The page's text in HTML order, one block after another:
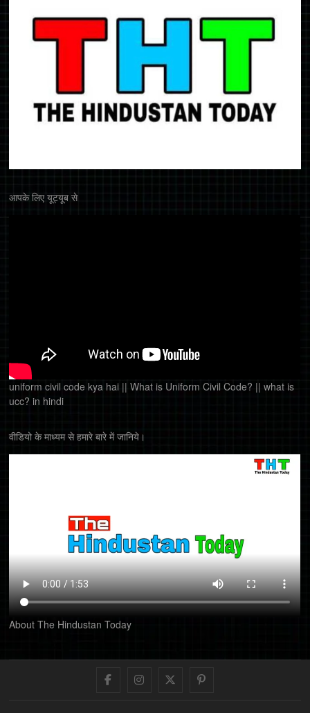
आपके लिए यूट्यूब से
uniform civil code kya hai || What is Uniform Civil Code? || what is
ucc? in hindi
वीडियो के माध्यम से हमारे बारे में जानिये।
About The Hindustan Today
FacebookInstagram
TwitterPinterest